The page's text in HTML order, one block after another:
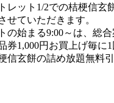
レット1/2での桔梗信玄
せていただきます。
の始まる9:00～は、総合
1,000円お買上げ毎に
信玄餅の詰め放題無料